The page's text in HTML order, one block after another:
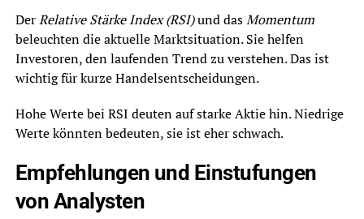
DerRelative Stärke Index (RSI)und dasMomentum
beleuchten die aktuelle Marktsituation. Sie helfen
Investoren, den laufenden Trend zu verstehen. Das ist
wichtig für kurze Handelsentscheidungen.
Hohe Werte bei RSI deuten auf starke Aktie hin. Niedrige
Werte könnten bedeuten, sie ist eher schwach.
Empfehlungen und Einstufungen
von Analysten